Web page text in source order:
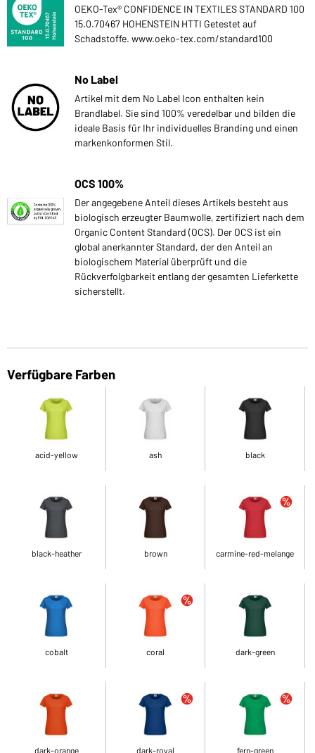
OEKO-Tex® CONFIDENCE IN TEXTILES STANDARD 100
15.0.70467 HOHENSTEIN HTTI Getestet auf
Schadstoffe. www.oeko-tex.com/standard100
No Label
Artikel mit dem No Label Icon enthalten kein
Brandlabel. Sie sind 100% veredelbar und bilden die
ideale Basis für Ihr individuelles Branding und einen
markenkonformen Stil.
OCS 100%
Der angegebene Anteil dieses Artikels besteht aus
biologisch erzeugter Baumwolle, zertifiziert nach dem
Organic Content Standard (OCS). Der OCS ist ein
global anerkannter Standard, der den Anteil an
biologischem Material überprüft und die
Rückverfolgbarkeit entlang der gesamten Lieferkette
sicherstellt.
Verfügbare Farben
acid-yellow ash black
black-heather brown carmine-red-melange
cobalt coral dark-green
dark-orange dark-royal fern-green